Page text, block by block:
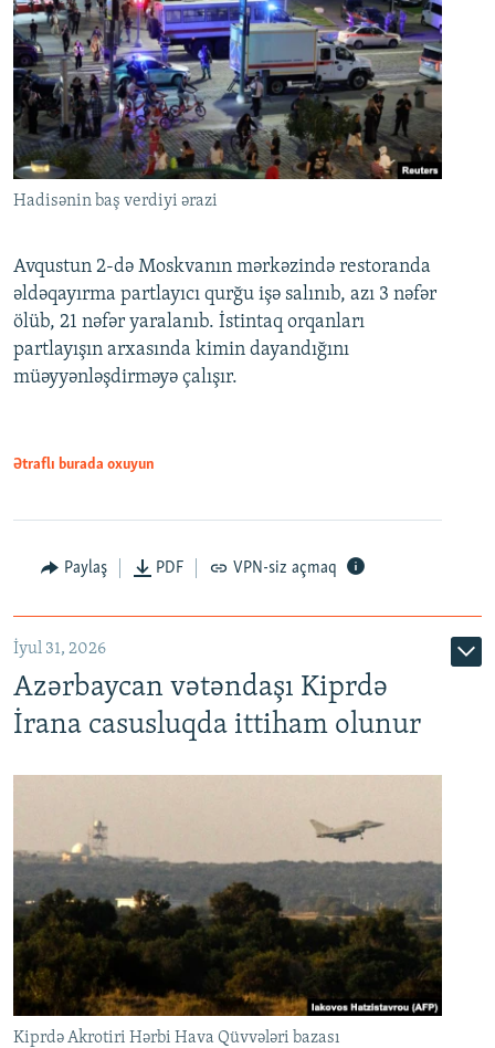
Hadisənin baş verdiyi ərazi
Avqustun 2-də Moskvanın mərkəzində restoranda
əldəqayırma partlayıcı qurğu işə salınıb, azı 3 nəfər
ölüb, 21 nəfər yaralanıb. İstintaq orqanları
partlayışın arxasında kimin dayandığını
müəyyənləşdirməyə çalışır.
Ətraflı burada oxuyun
Paylaş PDF VPN-siz açmaq
İyul 31, 2026
Azərbaycan vətəndaşı Kiprdə
İrana casusluqda ittiham olunur
Kiprdə Akrotiri Hərbi Hava Qüvvələri bazası